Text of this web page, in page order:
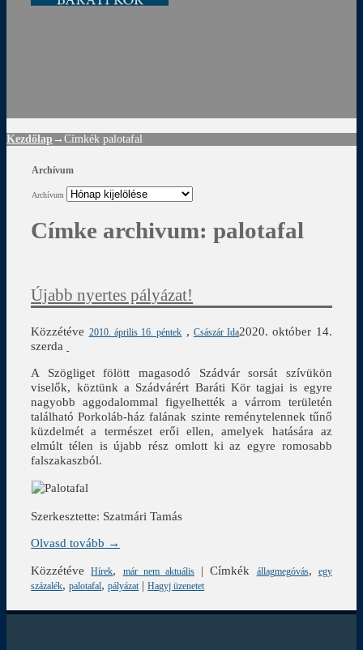
Kezdőlap →Címkék palotafal
Archívum
Archívum
Címke archivum:palotafal
Újabb nyertes pályázat!
Közzétéve 2010. április 16. péntek , Császár Ida2020. október 14.
szerda
A Szögliget fölött magasodó Szádvár sorsát szívükön
viselők, köztünk a Szádvárért Baráti Kör tagjai is egyre
nagyobb aggodalommal figyelhették a várrom területén
található Porkoláb-ház falának szinte reménytelennek tűnő
küzdelmét a természet erői ellen, amelyek hatására az
elmúlt télen is újabb rész omlott ki az egyre romosabb
falszakaszból.
Szerkesztette: Szatmári Tamás
Olvasd tovább →
Közzétéve
Hírek, már nem aktuális |Címkék állagmegóvás,
egy
százalék,palotafal,pályázat |Hagyj üzenetet